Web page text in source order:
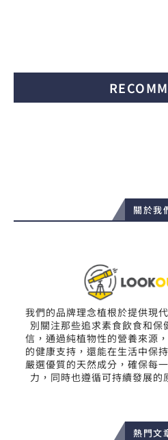
關於我
我們的品牌理念植根於提供現
別關注那些追求素食飲食和保
信，通過純植物性的營養來源
的健康支持，還能在生活中保
嚴選優質的天然成分，確保每
力，同時也遵循可持續發展的
熱門文